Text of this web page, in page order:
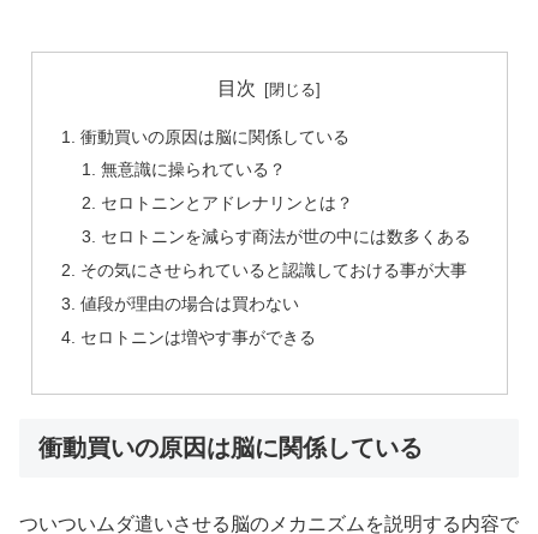
目次
衝動買いの原因は脳に関係している
無意識に操られている？
セロトニンとアドレナリンとは？
セロトニンを減らす商法が世の中には数多くある
その気にさせられていると認識しておける事が大事
値段が理由の場合は買わない
セロトニンは増やす事ができる
衝動買いの原因は脳に関係している
ついついムダ遣いさせる脳のメカニズムを説明する内容で